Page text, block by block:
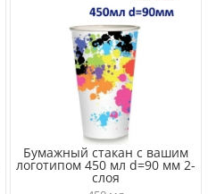
Бумажный стакан с вашим
логотипом 450 мл d=90 мм 2-
слоя